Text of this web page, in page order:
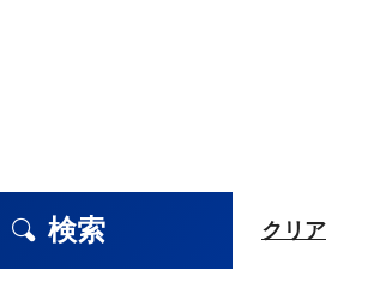
検索 クリア